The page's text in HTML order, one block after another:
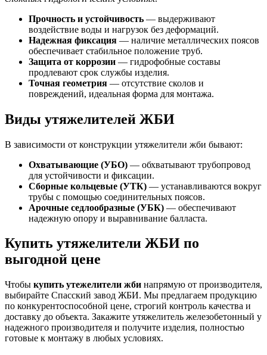
Прочность и устойчивость — выдерживают
воздействие воды и нагрузок без деформаций.
Надежная фиксация — наличие металлических поясов
обеспечивает стабильное положение труб.
Защита от коррозии — гидрофобные составы
продлевают срок службы изделия.
Точная геометрия — отсутствие сколов и
повреждений, идеальная форма для монтажа.
Виды утяжелителей ЖБИ
В зависимости от конструкции утяжелители жби бывают:
Охватывающие (УБО) — обхватывают трубопровод
для устойчивости и фиксации.
Сборные кольцевые (УТК) — устанавливаются вокруг
трубы с помощью соединительных поясов.
Арочные седлообразные (УБК) — обеспечивают
надежную опору и выравнивание балласта.
Купить утяжелители ЖБИ по
выгодной цене
Чтобы купить утежелители жби напрямую от производителя,
выбирайте Спасский завод ЖБИ. Мы предлагаем продукцию
по конкурентоспособной цене, строгий контроль качества и
доставку до объекта. Закажите утяжелитель железобетонный у
надежного производителя и получите изделия, полностью
готовые к монтажу в любых условиях.